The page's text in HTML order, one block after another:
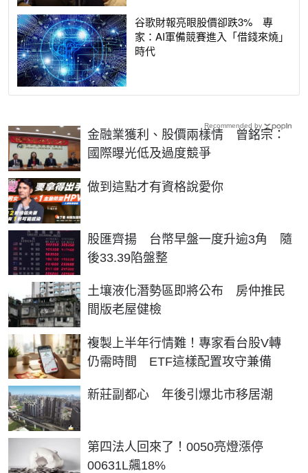
谷歌財報亮眼股價卻跌3% 專
家：AI軍備競賽進入「借錢來燒」
時代
金融業獲利、股價兩樣情 曾銘宗：
國際曝光低及過度競爭
做到這點才有資格說愛你
PR
股匯齊揚 台幣早盤一度升逾3角 隨
後33.39陷盤整
土壤液化潛勢區即將公布 房仲推民
間版老屋健檢
複製上半年行情難！專家看台股V轉
仍需時間 ETF這樣配置攻守兼備
新莊副都心 年後引爆北市移居潮
第四法人回來了！0050亮燈漲停
00631L飆18%
Recommended by